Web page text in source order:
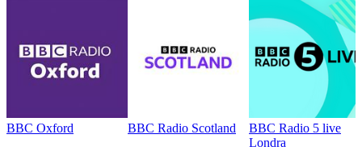
BBC Oxford BBC Radio Scotland
BBC Radio 5 live
Londra